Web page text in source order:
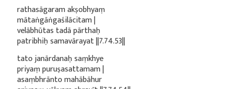
rathasāgaram akṣobhyaṃ
mātaṅgāṅgaśilācitam |
velābhūtas tadā pārthaḥ
patribhiḥ samavārayat ||7.74.53||
tato janārdanaḥ saṃkhye
priyaṃ puruṣasattamam |
asaṃbhrānto mahābāhur